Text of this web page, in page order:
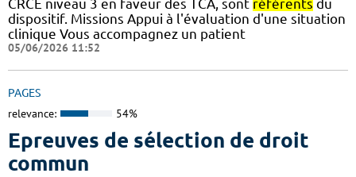
CRCE niveau 3 en faveur des TCA, sont référents du
dispositif. Missions Appui à l'évaluation d'une situation
clinique Vous accompagnez un patient
05/06/2026 11:52
PAGES
relevance: 54%
Epreuves de sélection de droit
commun